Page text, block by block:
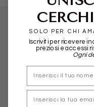
WHAT
Friendly,
SOLO PER CHI
Iscriviti per ricevere
preziosi e accessi
Ogni
nome
Email